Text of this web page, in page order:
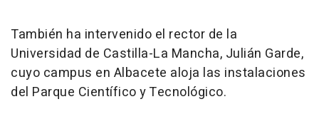
También ha intervenido el rector de la
Universidad de Castilla-La Mancha, Julián Garde,
cuyo campus en Albacete aloja las instalaciones
del Parque Científico y Tecnológico.